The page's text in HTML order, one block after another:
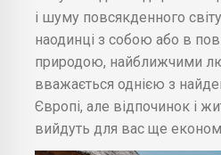
і шуму повсякденного
наодинці з собою або в
природою, найближчими
вважається однією з
Європі, але відпочинок і
вийдуть для вас ще